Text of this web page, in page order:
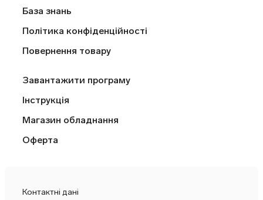
База знань
Політика конфіденційності
Повернення товару
Завантажити програму
Інструкція
Магазин обладнання
Оферта
Контактні дані